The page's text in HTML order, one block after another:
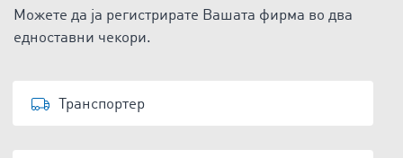
Можете да ја регистрирате Вашата фирма во два
едноставни чекори.
Транспортер